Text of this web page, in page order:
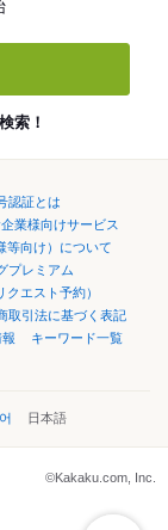
索！
認証とは
業様向けサービス
等向け）について
プレミアム
エスト予約）
取引法に基づく表記
キーワード一覧
日本語
©Kakaku.com, Inc.